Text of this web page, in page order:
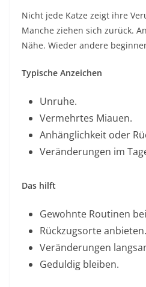
Nicht jede Katze zeigt ihre
Manche ziehen sich zurück.
Nähe. Wieder andere
Typische Anzeichen
Unruhe.
Vermehrtes Miauen.
Anhänglichkeit oder
Veränderungen im
Das hilft
Gewohnte Routinen
Rückzugsorte anbieten.
Veränderungen
Geduldig bleiben.